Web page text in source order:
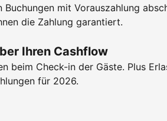
Buchungen mit Vorauszahlung
die Zahlung garantiert.
Ihren Cashflow
beim Check-in der Gäste. Plus
für 2026.